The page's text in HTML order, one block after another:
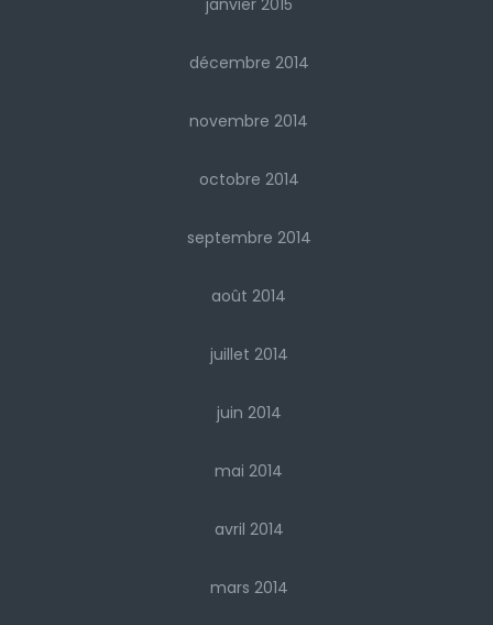
janvier 2015
décembre 2014
novembre 2014
octobre 2014
septembre 2014
août 2014
juillet 2014
juin 2014
mai 2014
avril 2014
mars 2014